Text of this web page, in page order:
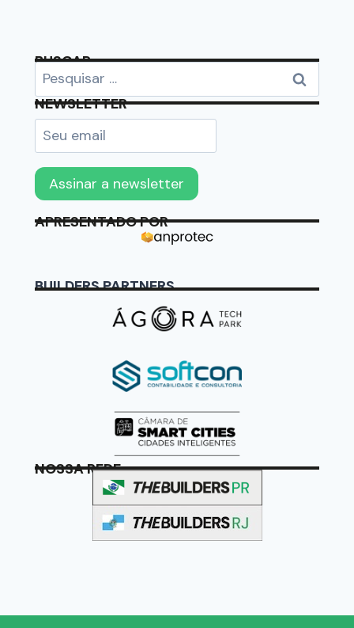
BUSCAR
NEWSLETTER
APRESENTADO POR
BUILDERS PARTNERS
NOSSA REDE